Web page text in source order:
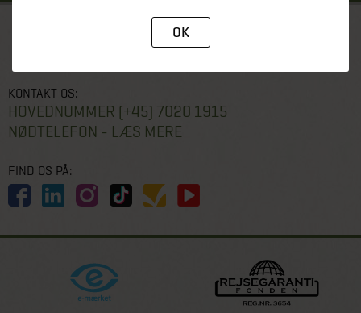
TIL TOP
KONTAKT OS:
HOVEDNUMMER (+45) 7020 1915
NØDTELEFON - LÆS MERE
FIND OS PÅ:
OK